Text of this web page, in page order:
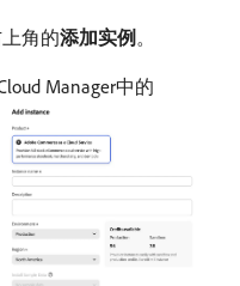
角的​添加实例 。
Manager中的